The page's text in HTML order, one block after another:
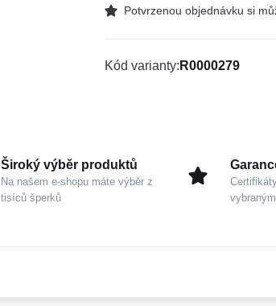
Potvrzenou objednávku si
Kód varianty R0000279
Široký výběr produktů
Na našem e-shopu máte výběr z
tisíců šperků